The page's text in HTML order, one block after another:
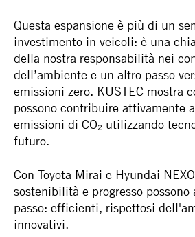
Questa espansione è più di un
investimento in veicoli: è una
della nostra responsabilità nei
dell’ambiente e un altro passo
emissioni zero. KUSTEC mostra
possono contribuire attivamente
emissioni di CO₂ utilizzando
futuro.
Con Toyota Mirai e Hyundai
sostenibilità e progresso possono
passo: efficienti, rispettosi
innovativi.